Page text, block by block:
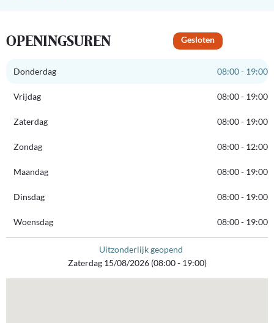
OPENINGSUREN Gesloten
Donderdag 08:00 - 19:00
Vrijdag 08:00 - 19:00
Zaterdag 08:00 - 19:00
Zondag 08:00 - 12:00
Maandag 08:00 - 19:00
Dinsdag 08:00 - 19:00
Woensdag 08:00 - 19:00
Uitzonderlijk geopend
Zaterdag 15/08/2026 (08:00 - 19:00)